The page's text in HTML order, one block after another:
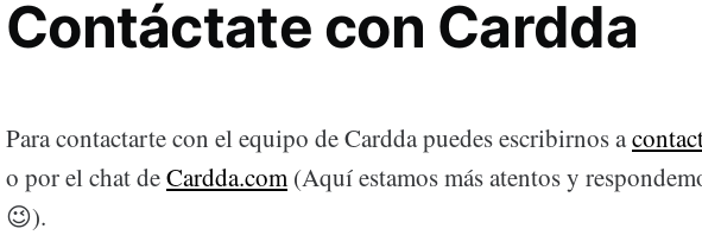
Contáctate con Cardda
Para contactarte con el equipo de Cardda puedes escribirnos a
o por el chat deCardda.com (Aquí estamos más atentos y
😉).